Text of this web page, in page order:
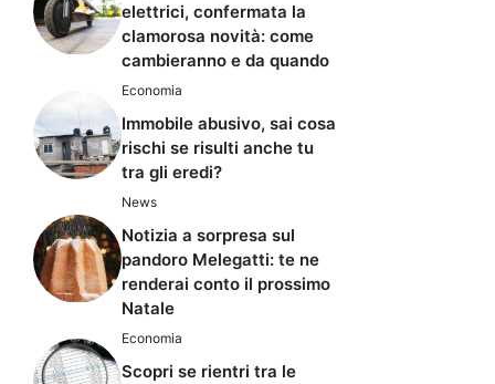
elettrici, confermata la
clamorosa novità: come
cambieranno e da quando
Economia
Immobile abusivo, sai cosa
rischi se risulti anche tu
tra gli eredi?
News
Notizia a sorpresa sul
pandoro Melegatti: te ne
renderai conto il prossimo
Natale
Economia
Scopri se rientri tra le